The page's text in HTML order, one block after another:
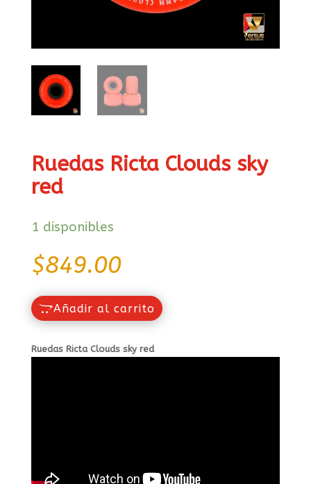
Ruedas Ricta Clouds sky
red
1 disponibles
$849.00
Añadir al carrito
Ruedas Ricta Clouds sky red